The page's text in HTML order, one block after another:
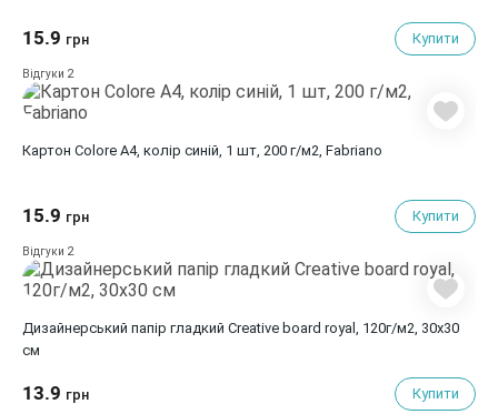
15.9 грн Купити
Відгуки 2
Картон Colore A4, колір синій, 1 шт, 200 г/м2, Fabriano
15.9 грн Купити
Відгуки 2
Дизайнерський папір гладкий Creative board royal, 120г/м2, 30х30
см
13.9 грн Купити